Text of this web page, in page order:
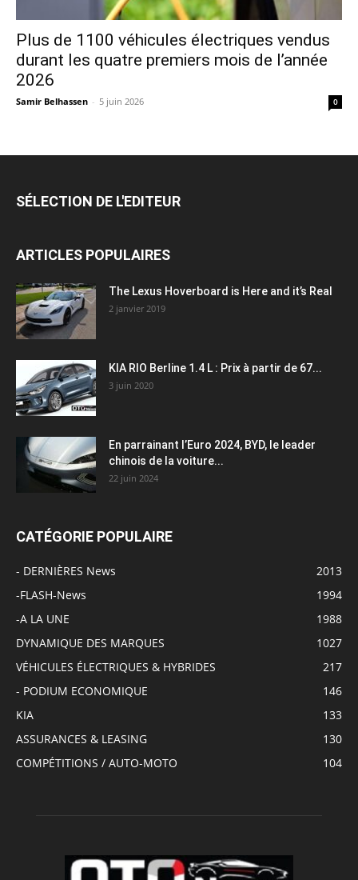
Plus de 1100 véhicules électriques vendus
durant les quatre premiers mois de l’année
2026
Samir Belhassen - 5 juin 2026 0
SÉLECTION DE L'EDITEUR
ARTICLES POPULAIRES
The Lexus Hoverboard is Here and it’s Real
2 janvier 2019
KIA RIO Berline 1.4 L : Prix à partir de 67...
3 juin 2020
En parrainant l’Euro 2024, BYD, le leader
chinois de la voiture...
22 juin 2024
CATÉGORIE POPULAIRE
- DERNIÈRES News
2013
-FLASH-News
1994
-A LA UNE
1988
DYNAMIQUE DES MARQUES
1027
VÉHICULES ÉLECTRIQUES & HYBRIDES
217
- PODIUM ECONOMIQUE
146
KIA
133
ASSURANCES & LEASING
130
COMPÉTITIONS / AUTO-MOTO
104